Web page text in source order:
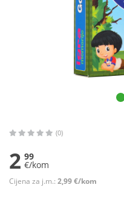
(0)
2 99
€/kom
Cijena za j.m.: 2,99 €/kom